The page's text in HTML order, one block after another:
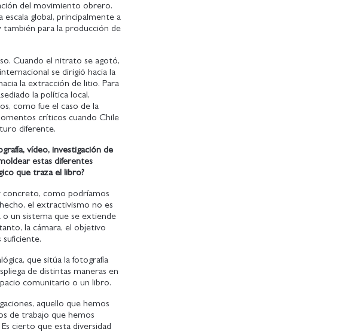
del movimiento obrero.
global, principalmente a
también para la producción de
Cuando el nitrato se agotó,
se dirigió hacia la
la extracción de litio. Para
la política local,
como fue el caso de la
críticos cuando Chile
diferente.
vídeo, investigación de
estas diferentes
que traza el libro?
concreto, como podríamos
el extractivismo no es
un sistema que se extiende
la cámara, el objetivo
que sitúa la fotografía
de distintas maneras en
comunitario o un libro.
aquello que hemos
de trabajo que hemos
cierto que esta diversidad